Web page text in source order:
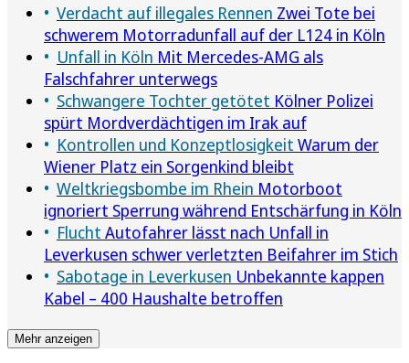
Verdacht auf illegales Rennen Zwei Tote bei
schwerem Motorradunfall auf der L124 in Köln
Unfall in Köln Mit Mercedes-AMG als
Falschfahrer unterwegs
Schwangere Tochter getötet Kölner Polizei
spürt Mordverdächtigen im Irak auf
Kontrollen und Konzeptlosigkeit Warum der
Wiener Platz ein Sorgenkind bleibt
Weltkriegsbombe im Rhein Motorboot
ignoriert Sperrung während Entschärfung in Köln
Flucht Autofahrer lässt nach Unfall in
Leverkusen schwer verletzten Beifahrer im Stich
Sabotage in Leverkusen Unbekannte kappen
Kabel – 400 Haushalte betroffen
Mehr anzeigen